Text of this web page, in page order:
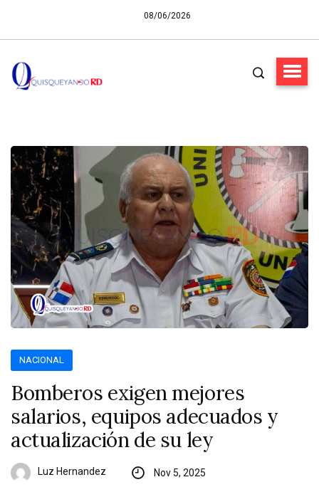
08/06/2026
NACIONAL
Bomberos exigen mejores
salarios, equipos adecuados y
actualización de su ley
Luz Hernandez Nov 5, 2025